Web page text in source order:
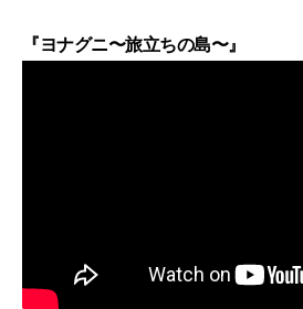
『ヨナグニ〜旅立ちの島〜』